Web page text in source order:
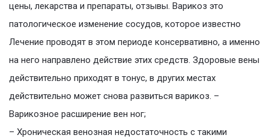
цены, лекарства и препараты, отзывы. Варикоз это
патологическое изменение сосудов, которое известно
Лечение проводят в этом периоде консервативно, а именно
на него направлено действие этих средств. Здоровые вены
действительно приходят в тонус, в других местах
действительно может снова развиться варикоз. –
Варикозное расширение вен ног;
– Хроническая венозная недостаточность с такими